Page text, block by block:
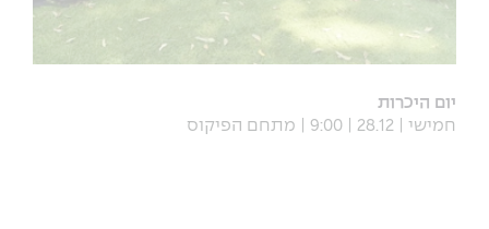
יום היכרות
חמישי | 28.12 | 9:00 | מתחם הפיקוס